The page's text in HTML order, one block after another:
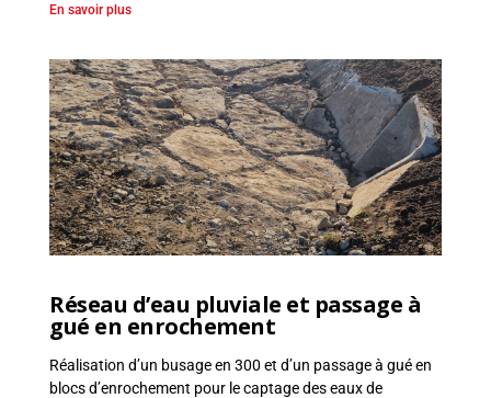
En savoir plus
Réseau d’eau pluviale et passage à
gué en enrochement
Réalisation d’un busage en 300 et d’un passage à gué en
blocs d’enrochement pour le captage des eaux de